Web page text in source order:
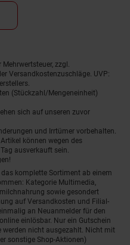
zzgl.
Versandkostenzuschläge. UVP:
(Stückzahl/Mengeneinheit)
sich auf unseren zuvor
und Irrtümer vorbehalten.
können wegen des
ausverkauft sein.
komplette Sortiment ab einem
Kategorie Multimedia,
sowie gesondert
auf Versandkosten und Filial-
an Neuanmelder für den
einlösbar. Nur ein Gutschein
werden nicht ausgezahlt. Nicht mit
sonstige Shop-Aktionen)